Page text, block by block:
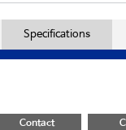
Specifications
Contact